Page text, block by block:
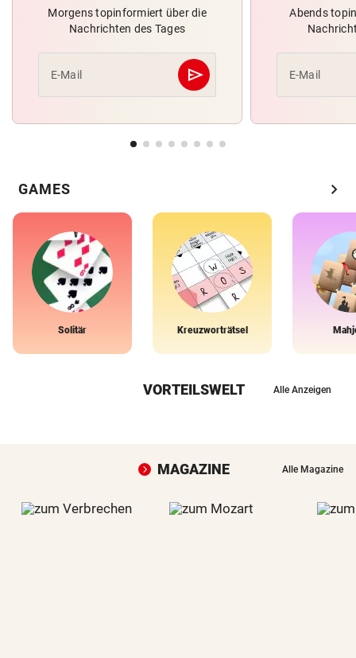
Morgens topinformiert über die
Nachrichten des Tages
E-Mail send
Abschicken
Abends
E-Mail
GAMES chevron_right
Solitär Kreuzworträtsel
VORTEILSWELT Alle Anzeigen
MAGAZINE Alle Magazine